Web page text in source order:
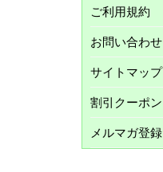
ご利用規約
お問い合わせ
サイトマップ
割引クーポン
メルマガ登録